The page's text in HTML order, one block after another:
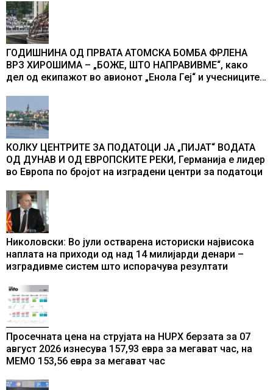
ГОДИШНИНА ОД ПРВАТА АТОМСКА БОМБА ФРЛЕНА
ВРЗ ХИРОШИМА – „БОЖЕ, ШТО НАПРАВИВМЕ“, како
дел од екипажот во авионот „Енола Геј“ и учесниците
промени текот на историјата
КОЛКУ ЦЕНТРИТЕ ЗА ПОДАТОЦИ ЈА „ПИЈАТ“ ВОДАТА
ОД ДУНАВ И ОД ЕВРОПСКИТЕ РЕКИ, Германија е лидер
во Европа по бројот на изградени центри за податоци
Николовски: Во јули остварена историски највисока
наплата на приходи од над 14 милијарди денари –
изградивме систем што испорачува резултати
Просечната цена на струјата на HUPX берзата за 07
август 2026 изнесува 157,93 евра за мегават час, на
МЕМО 153,56 евра за мегават час